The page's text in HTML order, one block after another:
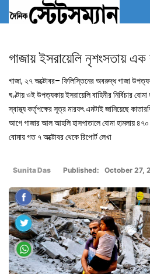
গাজায় ইসরায়েলি নৃশংসতায় এক
গাজা, ২৭ অক্টোবর– ফিলিস্তিনের অবরুদ্ধ গাজা
ঘণ্টায় ওই উপত্যকায় ইসরায়েলি বাহিনীর নির্বিচার
স্বাস্থ্য কর্তৃপক্ষের সূত্র মারফৎ এমটাই জানিয়েছে
আগে গাজার আল আহলি হাসপাতালে বোমা হামলায় ৪৭০
বোমায় গত ৭ অক্টোবর থেকে রিপোর্ট লেখা
Sunita Das Published: October 27,